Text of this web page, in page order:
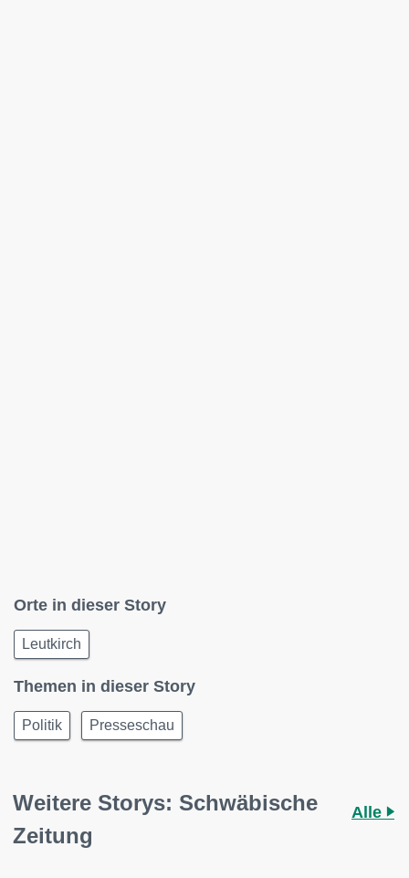
Orte in dieser Story
Leutkirch
Themen in dieser Story
Politik Presseschau
Weitere Storys: Schwäbische
Zeitung
Alle